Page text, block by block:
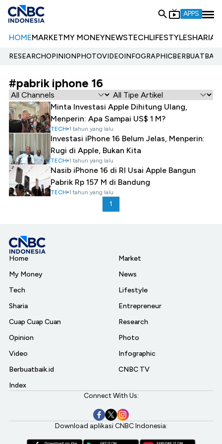
APPS
HOMEMARKETMY MONEYNEWSTECHLIFESTYLESHARIA
RESEARCHOPINIONPHOTOVIDEOINFOGRAPHIC
#pabrik iphone 16
Minta Investasi Apple Dihitung Ulang,
Menperin: Apa Sampai US$ 1 M?
TECH 1 tahun yang lalu
Investasi iPhone 16 Belum Jelas, Menperin:
Rugi di Apple, Bukan Kita
TECH 1 tahun yang lalu
Nasib iPhone 16 di RI Usai Apple Bangun
Pabrik Rp 157 M di Bandung
TECH 1 tahun yang lalu
1
Home
My Money
Tech
Sharia
Cuap Cuap Cuan
Opinion
Video
Berbuatbaik.id
Index
Market
News
Lifestyle
Entrepreneur
Research
Photo
Infographic
CNBC TV
Connect With Us:
Download aplikasi CNBC Indonesia: